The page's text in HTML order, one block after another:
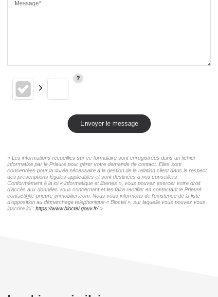
Message*
Envoyer le message
« Les informations recueillies sur ce formulaire sont enregistrées dans un fichier
informatisé par le Prieuré pour gérer votre demande de contact. Elles sont
conservées pour la durée nécessaire à la gestion de la relation client dans le respect
des prescriptions légales applicables et sont destinées à nos conseillers
Conformément à la loi « informatique et libertés », vous pouvez exercer votre droit
d'accès aux données vous concernant et les faire rectifier en contactant le Prieuré
contact@le-prieure-immobilier.com. Nous vous informons de l'existence de la liste
d'opposition au démarchage téléphonique « Bloctel », sur laquelle vous pouvez vous
inscrire ici : https://www.bloctel.gouv.fr/»